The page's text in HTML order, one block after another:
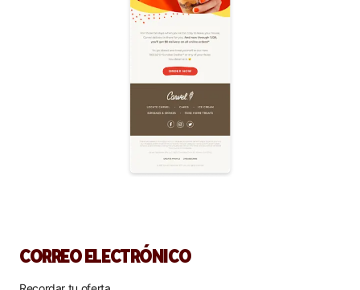
CORREO ELECTRÓNICO